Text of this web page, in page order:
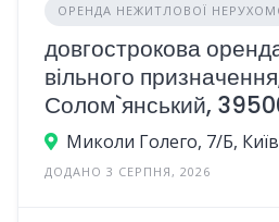
ОРЕНДА НЕЖИТЛОВОЇ
довгострокова
вільного
Солом`янський,
Миколи Голего, 7/Б,
ДОДАНО 3 СЕРПНЯ, 2026